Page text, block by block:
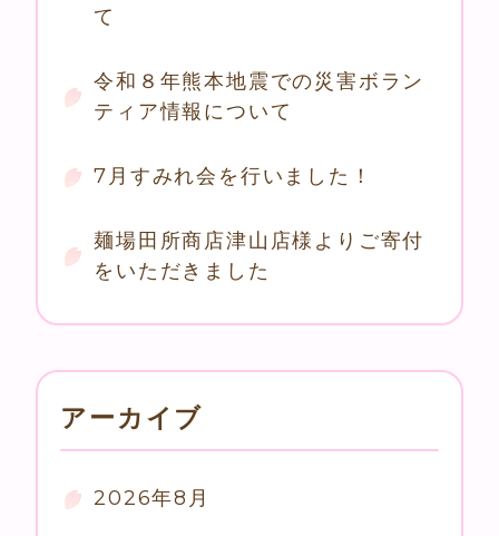
て
令和８年熊本地震での災害ボラン
ティア情報について
7月すみれ会を行いました！
麺場田所商店津山店様よりご寄付
をいただきました
アーカイブ
2026年8月